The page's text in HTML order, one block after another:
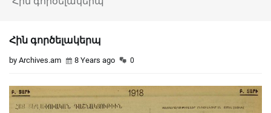
Հին գործելակերպ
by Archives.am 8 Years ago 0